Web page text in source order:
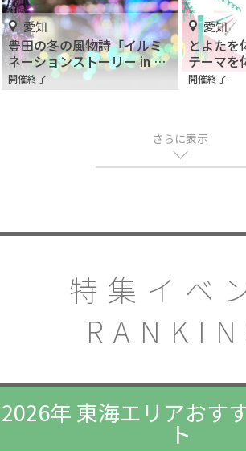
愛知
豊田の冬の風物詩「イルミ
ネーションストーリー in と
よた2018」開催！フォトコ
ンテストも
開催終了
愛知
とよた
テーマを
たまちさ
開催終了
さらに表示
特集イベ
2026年 東海エリアおす
ト